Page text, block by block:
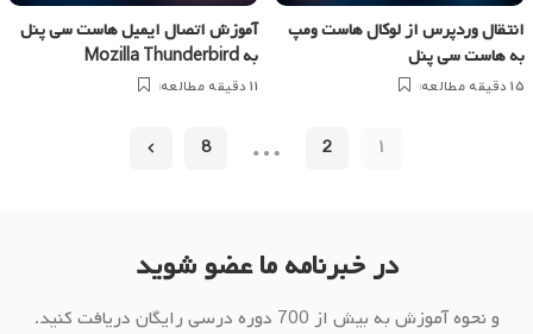
انتقال وردپرس از لوکال هاست ومپ
به هاست سی پنل
15 دقیقه مطالعه
آموزش اتصال ایمیل هاست سی پنل
به Mozilla Thunderbird
11 دقیقه مطالعه
1
2
…
8
در خبرنامه ما عضو شوید
و نحوه آموزش به بیش از 700 دوره درسی رایگان دریافت کنید.